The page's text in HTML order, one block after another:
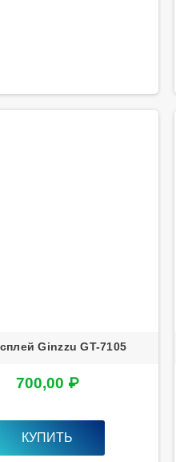
Ginzzu GT-7105
700,00 ₽
КУПИТЬ